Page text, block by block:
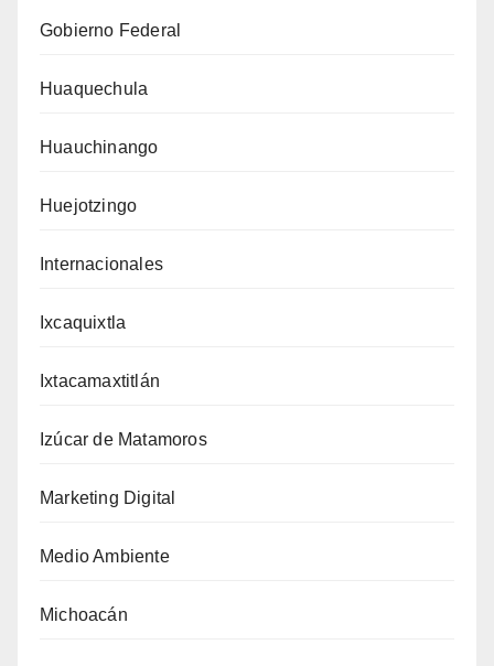
Gobierno Federal
Huaquechula
Huauchinango
Huejotzingo
Internacionales
Ixcaquixtla
Ixtacamaxtitlán
Izúcar de Matamoros
Marketing Digital
Medio Ambiente
Michoacán